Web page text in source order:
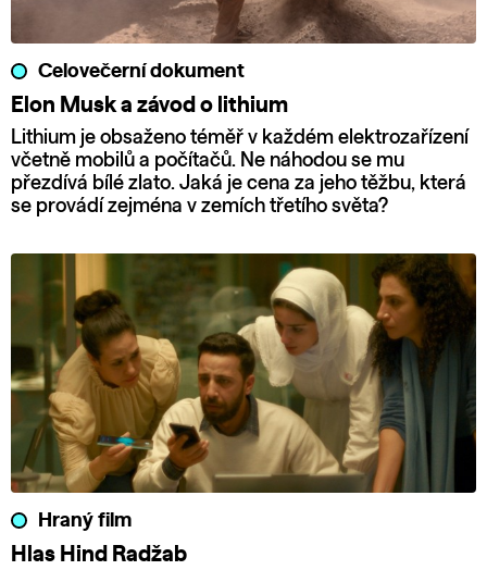
Celovečerní dokument
Elon Musk a závod o lithium
Lithium je obsaženo téměř v každém elektrozařízení
včetně mobilů a počítačů. Ne náhodou se mu
přezdívá bílé zlato. Jaká je cena za jeho těžbu, která
se provádí zejména v zemích třetího světa?
Hraný film
Hlas Hind Radžab